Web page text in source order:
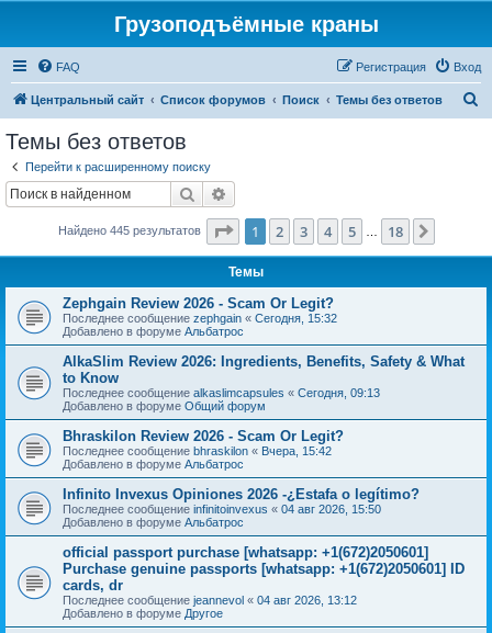
Грузоподъёмные краны
FAQ Вход
Регистрация
Центральный сайт Список форумов Поиск Темы без ответов
Темы без ответов
Перейти к расширенному поиску
Поиск
Найдено 445 результатов Страница из 18
1 2 3 4 5 18
Темы
Zephgain Review 2026 - Scam Or Legit?
Последнее сообщение zephgain « Сегодня, 15:32
Добавлено в форуме Альбатрос
AlkaSlim Review 2026: Ingredients, Benefits, Safety & What
to Know
Последнее сообщение alkaslimcapsules « Сегодня, 09:13
Добавлено в форуме Общий форум
Bhraskilon Review 2026 - Scam Or Legit?
Последнее сообщение bhraskilon « Вчера, 15:42
Добавлено в форуме Альбатрос
Infinito Invexus Opiniones 2026 -¿Estafa o legítimo?
Последнее сообщение infinitoinvexus « 04 авг 2026, 15:50
Добавлено в форуме Альбатрос
official passport purchase [whatsapp: +1(672)2050601]
Purchase genuine passports [whatsapp: +1(672)2050601] ID
cards, dr
Последнее сообщение jeannevol « 04 авг 2026, 13:12
Добавлено в форуме Другое